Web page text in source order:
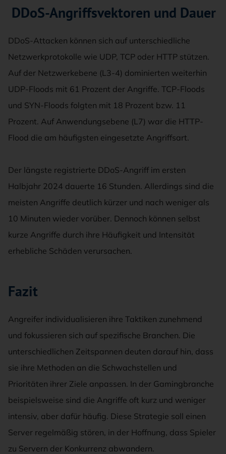
DDoS-Angriffsvektoren und Dauer
DDoS-Attacken können sich auf unterschiedliche
Netzwerkprotokolle wie UDP, TCP oder HTTP stützen.
Auf der Netzwerkebene (L3-4) dominierten weiterhin
UDP-Floods mit 61 Prozent der Angriffe. TCP-Floods
und SYN-Floods folgten mit 18 Prozent bzw. 11
Prozent. Auf Anwendungsebene (L7) war die HTTP-
Flood die am häufigsten eingesetzte Angriffsart.
Der längste registrierte DDoS-Angriff im ersten
Halbjahr 2024 dauerte 16 Stunden. Allerdings sind die
meisten Angriffe deutlich kürzer und nach weniger als
10 Minuten wieder vorüber. Dennoch können selbst
kurze Angriffe durch ihre Häufigkeit und Intensität
erhebliche Schäden verursachen.
Fazit
Angreifer individualisieren ihre Taktiken zunehmend
und fokussieren sich auf spezifische Branchen. Die
unterschiedlichen Zeitspannen deuten darauf hin, dass
sie ihre Methoden an die Schwachstellen und
Prioritäten ihrer Ziele anpassen. In der Gamingbranche
beispielsweise sind die Angriffe oft kurz und weniger
intensiv, aber dafür häufig. Diese Strategie soll einen
Server regelmäßig stören, in der Hoffnung, dass Spieler
zu Servern der Konkurrenz abwandern.